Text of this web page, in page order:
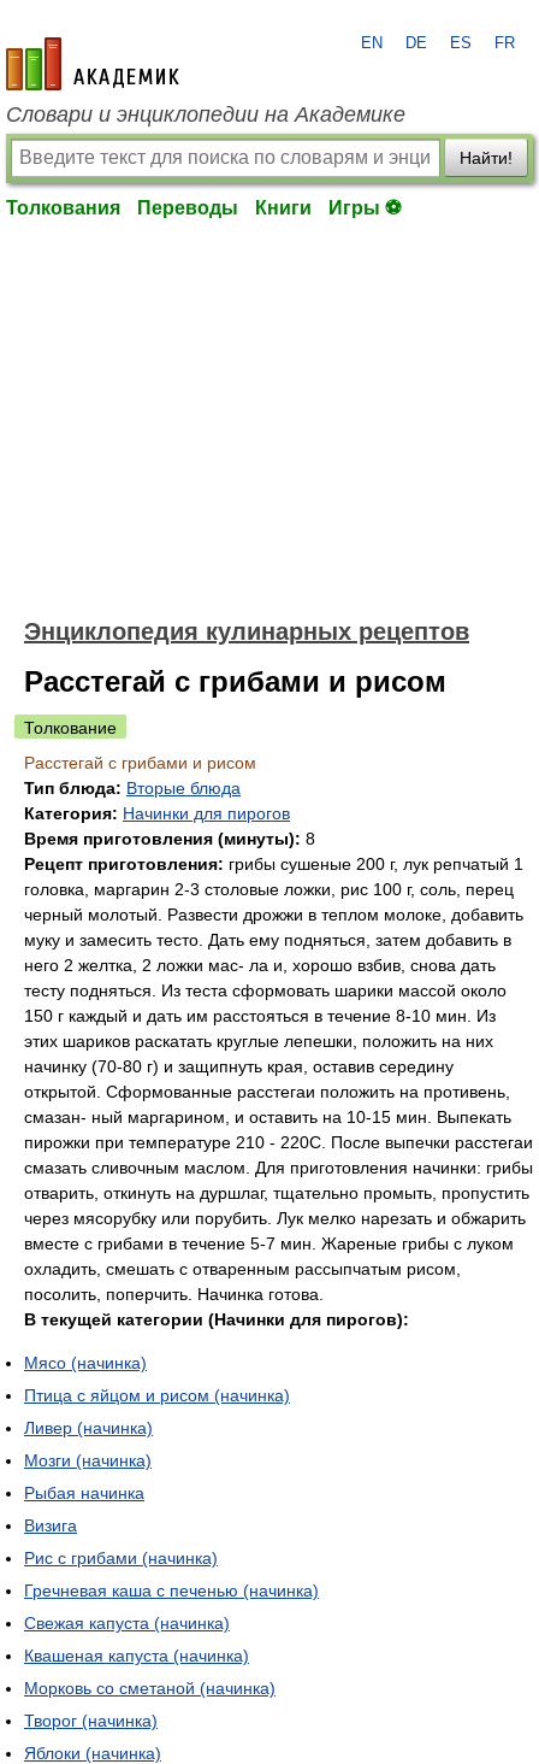
academic.ru
EN DE ES FR
Словари и энциклопедии на Академике
Найти!
Толкования Переводы Книги Игры ⚽
Энциклопедия кулинарных рецептов
Расстегай с грибами и рисом
Толкование
Расстегай с грибами и рисом
Тип блюда: Вторые блюда
Категория: Начинки для пирогов
Время приготовления (минуты): 8
Рецепт приготовления: грибы сушеные 200 г, лук репчатый 1
головка, маргарин 2-3 столовые ложки, рис 100 г, соль, перец
черный молотый. Развести дрожжи в теплом молоке, добавить
муку и замесить тесто. Дать ему подняться, затем добавить в
него 2 желтка, 2 ложки мас- ла и, хорошо взбив, снова дать
тесту подняться. Из теста сформовать шарики массой около
150 г каждый и дать им расстояться в течение 8-10 мин. Из
этих шариков раскатать круглые лепешки, положить на них
начинку (70-80 г) и защипнуть края, оставив середину
открытой. Сформованные расстегаи положить на противень,
смазан- ный маргарином, и оставить на 10-15 мин. Выпекать
пирожки при температуре 210 - 220С. После выпечки расстегаи
смазать сливочным маслом. Для приготовления начинки: грибы
отварить, откинуть на дуршлаг, тщательно промыть, пропустить
через мясорубку или порубить. Лук мелко нарезать и обжарить
вместе с грибами в течение 5-7 мин. Жареные грибы с луком
охладить, смешать с отваренным рассыпчатым рисом,
посолить, поперчить. Начинка готова.
В текущей категории (Начинки для пирогов):
Мясо (начинка)
Птица с яйцом и рисом (начинка)
Ливер (начинка)
Мозги (начинка)
Рыбая начинка
Визига
Рис с грибами (начинка)
Гречневая каша с печенью (начинка)
Свежая капуста (начинка)
Квашеная капуста (начинка)
Морковь со сметаной (начинка)
Творог (начинка)
Яблоки (начинка)